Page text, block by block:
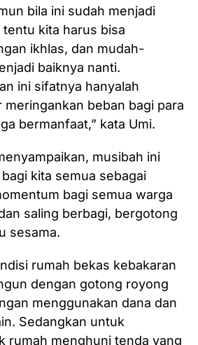
bila ini sudah menjadi
kita harus bisa
ikhlas, dan mudah-
baiknya nanti.
ini sifatnya hanyalah
meringankan beban bagi para
bermanfaat,” kata Umi.
musibah ini
kita semua sebagai
bagi semua warga
saling berbagi, bergotong
sesama.
rumah bekas kebakaran
dengan gotong royong
menggunakan dana dan
Sedangkan untuk
rumah menghuni tenda yang